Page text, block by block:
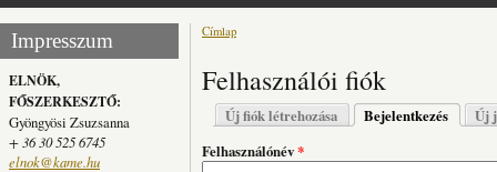
Impresszum
ELNÖK,
FŐSZERKESZTŐ:
Gyöngyösi Zsuzsanna
+ 36 30 525 6745
elnok@kame.hu
Jelenlegi hely
Címlap
Felhasználói fiók
Elsődleges fülek
Új fiók létrehozása Bejelentkezés (aktív
Új
Felhasználónév*